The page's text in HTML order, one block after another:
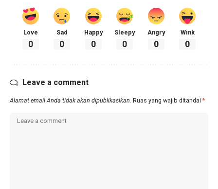
Love
0
Sad
0
Happy
0
Sleepy
0
Angry
0
Wink
0
Leave a comment
Alamat email Anda tidak akan dipublikasikan. Ruas yang wajib ditandai *